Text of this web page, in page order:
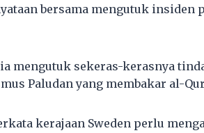
bersama mengutuk insiden
mengutuk sekeras-kerasnya
Paludan yang membakar al-
kerajaan Sweden perlu